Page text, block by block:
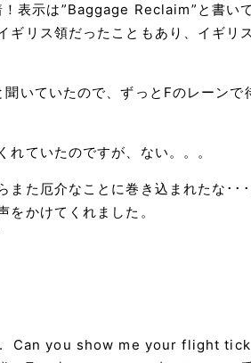
表示は”Baggage Reclaim”と書い
ギリス領だったこともあり、イギリ
いていたので、ずっとFのレーン
れていたのですが、ない。。。
また厄介なことに巻き込まれたな･
をかけてくれました。
Can you show me your flight